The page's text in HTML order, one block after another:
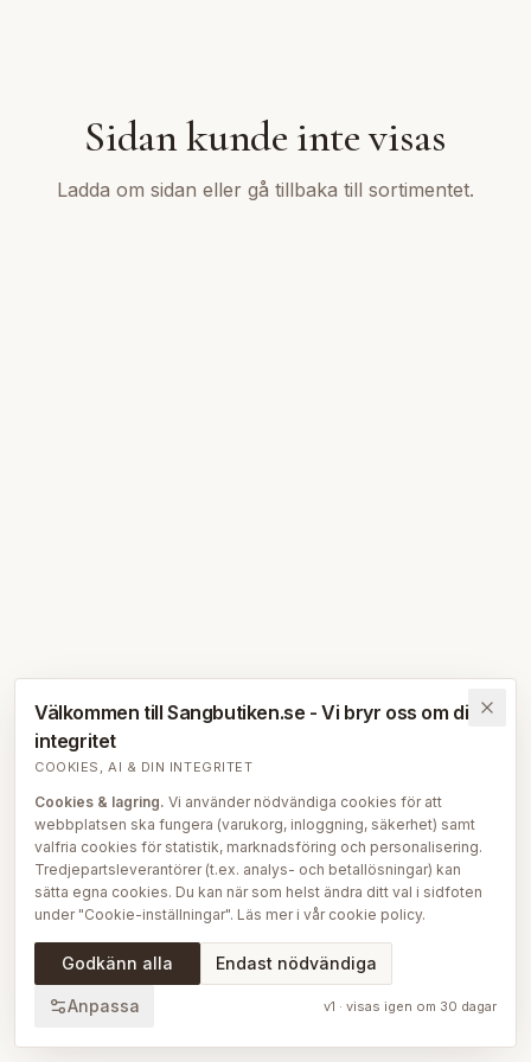
Sidan kunde inte visas
Ladda om sidan eller gå tillbaka till sortimentet.
Välkommen till Sangbutiken.se - Vi bryr oss om din
integritet
COOKIES, AI & DIN INTEGRITET
Cookies & lagring. Vi använder nödvändiga cookies för att
webbplatsen ska fungera (varukorg, inloggning, säkerhet) samt
valfria cookies för statistik, marknadsföring och personalisering.
Tredjepartsleverantörer (t.ex. analys- och betallösningar) kan
sätta egna cookies. Du kan när som helst ändra ditt val i sidfoten
under "Cookie-inställningar". Läs mer i vår cookie policy.
AI på Sängbutiken.För att ge dig en bättre upplevelse använder
vi delvis AI-teknik — bl.a. för smartare sök- och
att skapa, översätta och redigera delar av vårt redaktionella
Godkänn alla Endast nödvändiga
Anpassa v1 · visas igen om 30 dagar